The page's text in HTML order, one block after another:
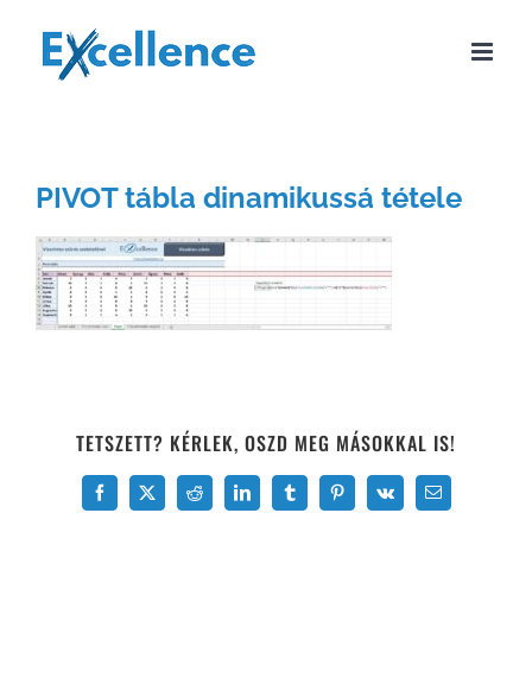
PIVOT tábla dinamikussá tétele
TETSZETT? KÉRLEK, OSZD MEG MÁSOKKAL IS!
Facebook
X Reddit LinkedInTumblrPinterest
Vk Email: